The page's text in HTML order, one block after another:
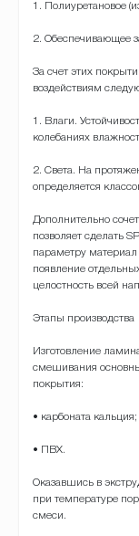
1. Полиуретановое
2. Обеспечивающее
За счет этих
воздействиям
1. Влаги.
колебаниях
2. Света. На
определяется
Дополнительно
позволяет сделать
параметру материал
появление
целостность всей
Этапы производства
Изготовление
смешивания
покрытия:
• карбоната кальция;
• ПВХ.
Оказавшись в
при температуре
смеси.